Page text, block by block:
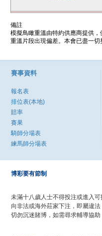
備註
模擬鳥瞰重溫由特約供應商提供
重溫片段出現偏差。本會已盡一
賽事資料
報名表
排位表(本地)
賠率
賽果
騎師分場表
練馬師分場表
博彩要有節制
未滿十八歲人士不得投注或進入可
向非法或海外莊家下注，即屬違法
切勿沉迷賭博，如需尋求輔導協